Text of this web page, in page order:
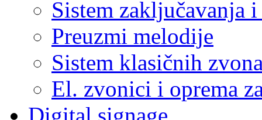
Sistem zaključavanja
Preuzmi melodije
Sistem klasičnih
El. zvonici i oprema
Digital signage